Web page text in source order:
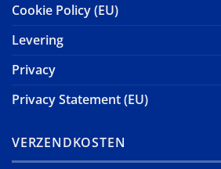
Cookie Policy (EU)
Levering
Privacy
Privacy Statement (EU)
VERZENDKOSTEN